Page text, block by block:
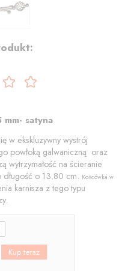
satyna
w ekskluzywny wystrój
powłoką galwaniczną oraz
wytrzymałość na ścieranie
długość o 13.80 cm. Końcówka w
karnisza z tego typu